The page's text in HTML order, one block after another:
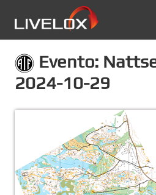
Evento:
2024-10-29